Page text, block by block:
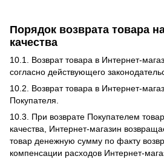
Порядок возврата товара
качества
10.1. Возврат товара в Интернет-
согласно действующего
10.2. Возврат товара в Интернет-
Покупателя.
10.3. При возврате Покупателем
качества, Интернет-магазин
товар денежную сумму по факту
компенсации расходов Интернет-